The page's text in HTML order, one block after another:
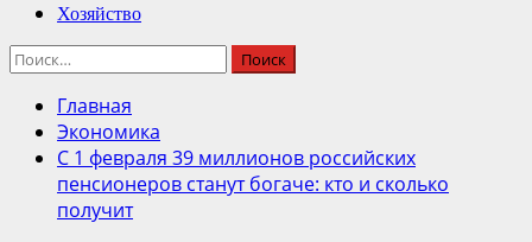
Хозяйство
Найти:
Главная
Экономика
С 1 февраля 39 миллионов российских
пенсионеров станут богаче: кто и сколько
получит